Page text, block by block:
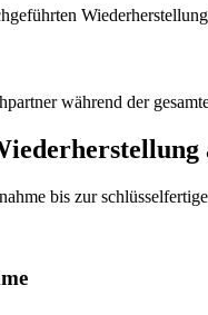
während der
bis zur